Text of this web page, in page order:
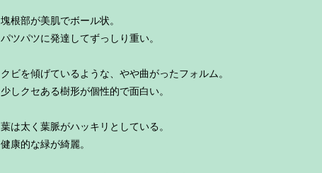
塊根部が美肌でボール状。
パツパツに発達してずっしり重い。
クビを傾げているような、やや曲がったフォルム。
少しクセある樹形が個性的で面白い。
葉は太く葉脈がハッキリとしている。
健康的な緑が綺麗。